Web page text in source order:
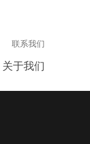
联系我们
关于我们